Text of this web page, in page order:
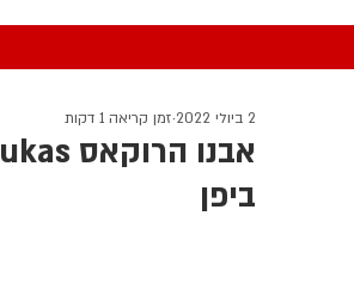
ביפן
2 ביולי 2022 זמן קריאה 1 דקות